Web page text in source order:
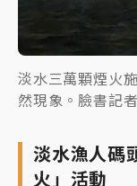
淡水三萬顆煙火
然現象。臉書記
淡水漁人碼
火」活動